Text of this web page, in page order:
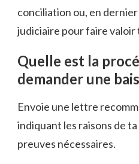
conciliation ou, en
judiciaire pour faire valoir
Quelle est la
demander une
Envoie une lettre
indiquant les raisons de
preuves nécessaires.